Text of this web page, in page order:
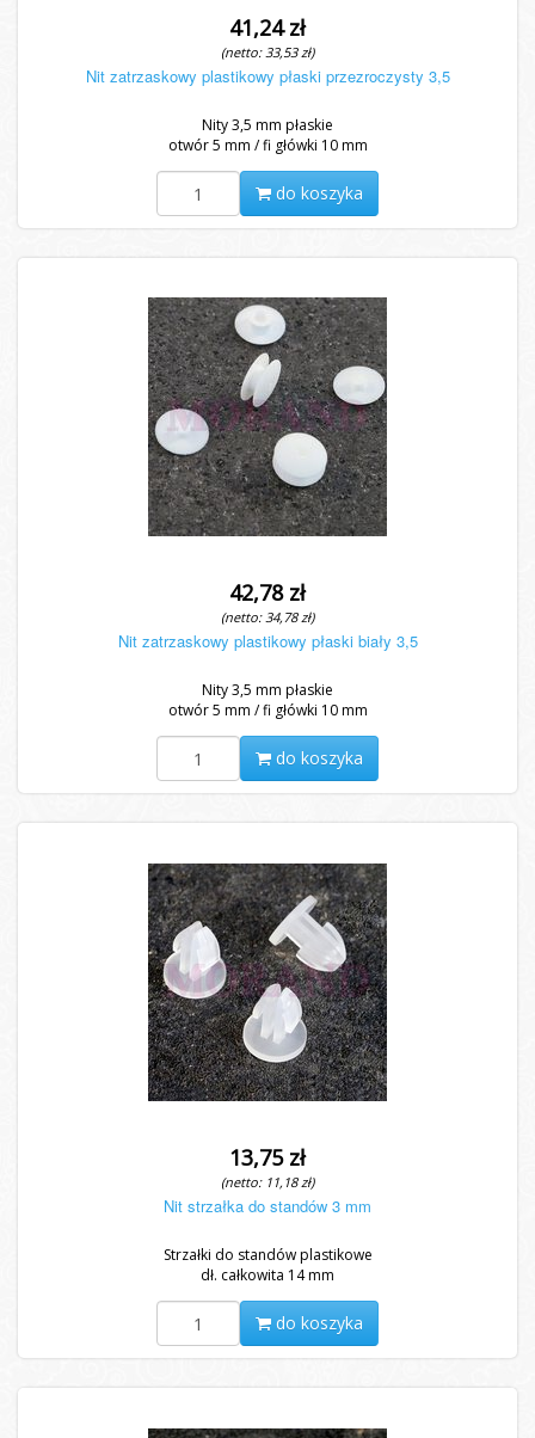
41,24 zł
(netto: 33,53 zł)
Nit zatrzaskowy plastikowy płaski przezroczysty 3,5
Nity 3,5 mm płaskie
otwór 5 mm / fi główki 10 mm
do koszyka
42,78 zł
(netto: 34,78 zł)
Nit zatrzaskowy plastikowy płaski biały 3,5
Nity 3,5 mm płaskie
otwór 5 mm / fi główki 10 mm
do koszyka
13,75 zł
(netto: 11,18 zł)
Nit strzałka do standów 3 mm
Strzałki do standów plastikowe
dł. całkowita 14 mm
do koszyka